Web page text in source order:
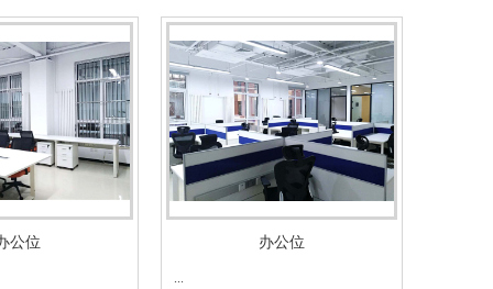
公位 办公位
...